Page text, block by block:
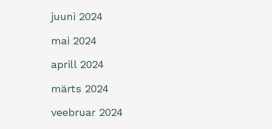
juuni 2024
mai 2024
aprill 2024
märts 2024
veebruar 2024